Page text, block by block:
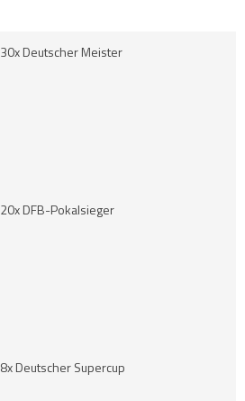
30x Deutscher Meister
20x DFB-Pokalsieger
8x Deutscher Supercup